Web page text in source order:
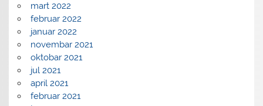
mart 2022
februar 2022
januar 2022
novembar 2021
oktobar 2021
jul 2021
april 2021
februar 2021